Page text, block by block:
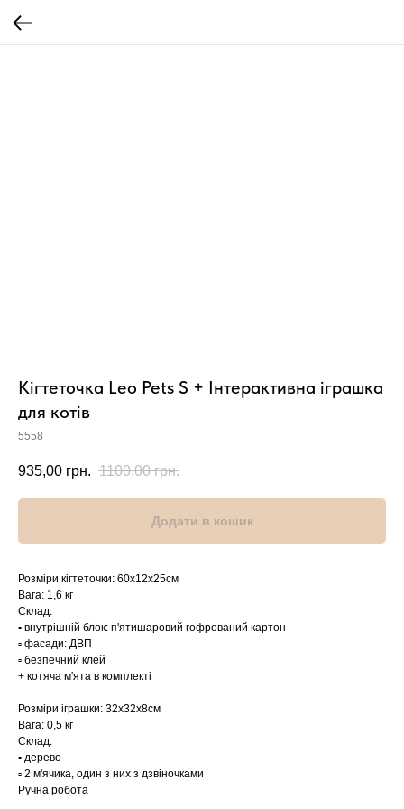
Кігтеточка Leo Pets S + Інтерактивна іграшка
для котів
5558
935,00 грн. 1100,00 грн.
Додати в кошик
Розміри кігтеточки: 60х12х25cм
Вага: 1,6 кг
Склад:
▫️ внутрішній блок: п'ятишаровий гофрований картон
▫️ фасади: ДВП
▫️ безпечний клей
+ котяча м'ята в комплекті
Розміри іграшки: 32х32х8см
Вага: 0,5 кг
Склад:
▫️ дерево
▫️ 2 м'ячика, один з них з дзвіночками
Ручна робота